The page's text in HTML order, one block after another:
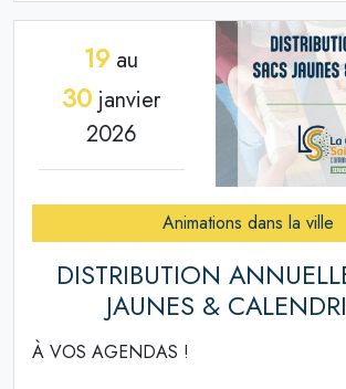
19 au
30 janvier
2026
Animations dans la ville
DISTRIBUTION
JAUNES &
À VOS AGENDAS !